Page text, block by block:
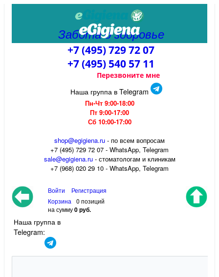
Забота о здоровье
+7 (495) 729 72 07
+7 (495) 540 57 11
Перезвоните мне
Наша группа в Telegram
Пн-Чт 9:00-18:00
Пт 9:00-17:00
Сб 10:00-17:00
shop@egigiena.ru - по всем вопросам
‎+7 (495) 729 72 07 - WhatsApp, Telegram
sale@egigiena.ru- стоматологам и клиникам
+7 (968) 020 29 10 - WhatsApp, Telegram
Войти
Регистрация
Корзина
0 позиций
на сумму0 руб.
Наша группа в
Telegram: